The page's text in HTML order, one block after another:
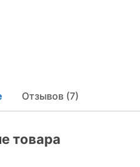
Отзывов (7)
товара